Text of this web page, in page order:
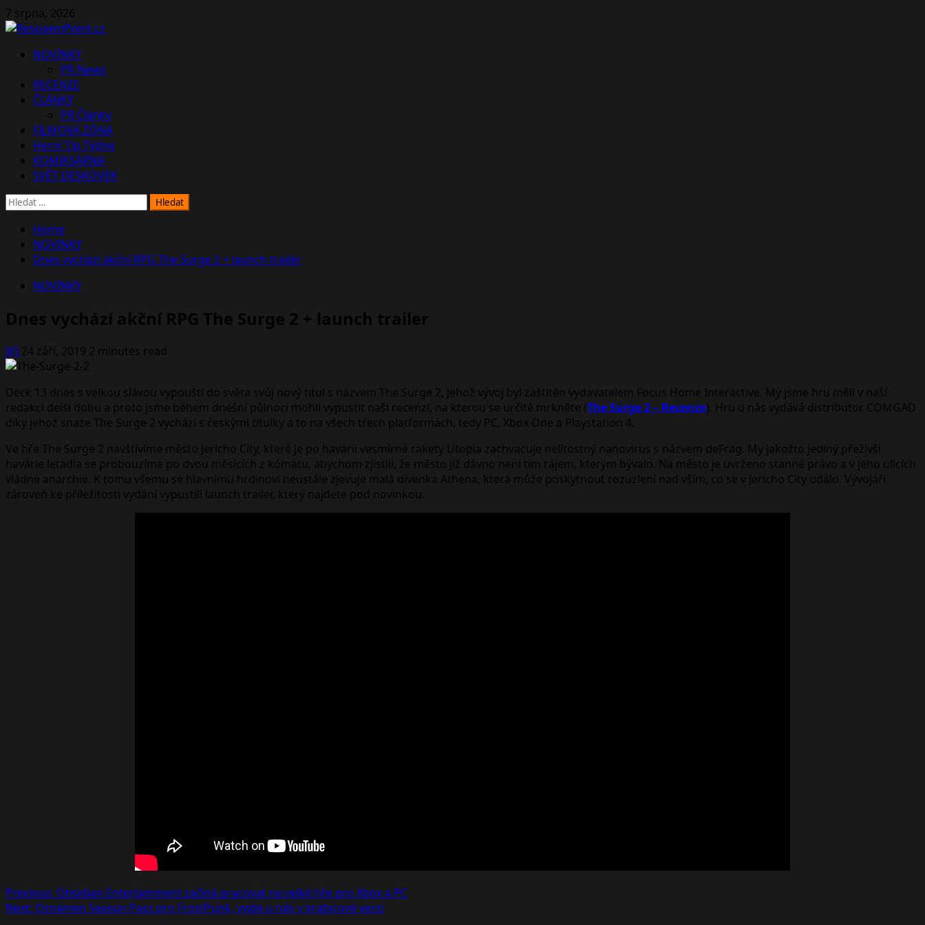
Skip
to
7 srpna, 2026
PrimaryNOVINKY
PR News
RECENZE
ČLÁNKY
PR Články
FILMOVÁ ZÓNA
Herní Tip Týdne
KOMIKSÁRNA
SVĚT DESKOVEK
Vyhledávání
Home
NOVINKY
Dnes vychází akční RPG The Surge 2 + launch trailer
NOVINKY
Dnes vychází akční RPG The Surge 2 + launch trailer
Jiří24 září, 2019 2 minutes read
Deck 13 dnes s velkou slávou vypouští do světa svůj nový titul s názvem The Surge 2, jehož vývoj byl zaštitěn vydavatelem Focus Home Interactive. My jsme hru měli v naší
redakci delší dobu a proto jsme během dnešní půlnoci mohli vypustit naši recenzi, na kterou se určitě mrkněte (The Surge 2 – Recenze). Hru u nás vydává distributor COMGAD
díky jehož snaze The Surge 2 vychází s českými titulky a to na všech třech platformách, tedy PC, Xbox One a Playstation 4.
Ve hře The Surge 2 navštívíme město Jericho City, které je po havárii vesmírné rakety Utopia zachvacuje nelítostný nanovirus s názvem deFrag. My jakožto jediný přeživší
havárie letadla se probouzíme po dvou měsících z kómatu, abychom zjistili, že město již dávno není tím rájem, kterým bývalo. Na město je uvrženo stanné právo a v jeho ulicích
vládne anarchie. K tomu všemu se hlavnímu hrdinovi neustále zjevuje malá dívenka Athena, která může poskytnout rozuzlení nad vším, co se v Jericho City událo. Vývojáři
zároveň ke příležitosti vydání vypustili launch trailer, který najdete pod novinkou.
Post
navigation
Previous: Obsidian Entertainment začíná pracovat na velké hře pro Xbox a PC
Next: Oznámen Season Pass pro FrostPunk, vyjde u nás v krabicové verzi